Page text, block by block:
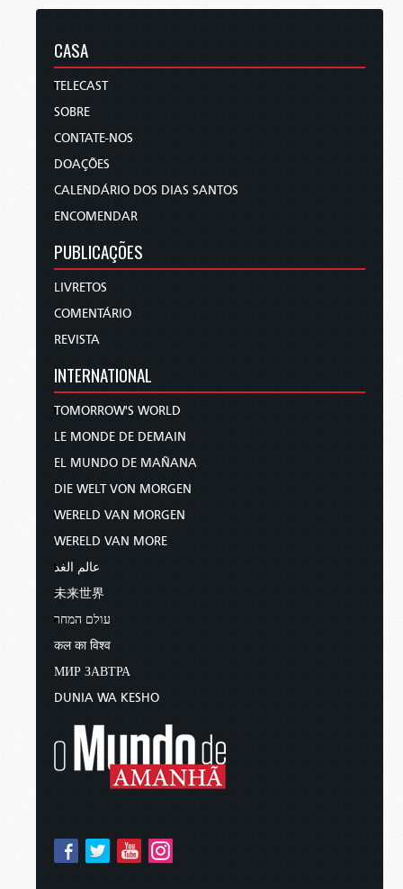
CASA
TELECAST
SOBRE
CONTATE-NOS
DOAÇÕES
CALENDÁRIO DOS DIAS SANTOS
ENCOMENDAR
PUBLICAÇÕES
LIVRETOS
COMENTÁRIO
REVISTA
INTERNATIONAL
TOMORROW'S WORLD
LE MONDE DE DEMAIN
EL MUNDO DE MAÑANA
DIE WELT VON MORGEN
WERELD VAN MORGEN
WERELD VAN MORE
عالم الغد
未来世界
עולם המחר
कल का विश्व
МИР ЗАВТРА
DUNIA WA KESHO